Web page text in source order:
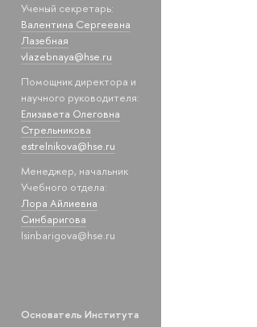
Ученый секретарь:
Валентина Сергеевна
Лазебная
vlazebnaya@hse.ru
Помощник директора и
научного руководителя:
Елизавета Олеговна
Стрельникова
estrelnikova@hse.ru
Менеджер, начальник
Учебного отдела:
Лора Айлиевна
Синбаригова
lsinbarigova@hse.ru
Основатель Института